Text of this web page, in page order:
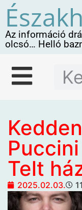
Az információ
olcsó… Helló
Telt
2025.02.03.